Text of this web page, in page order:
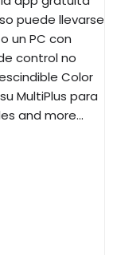
puede llevarse
un PC con
control no
Color
MultiPlus para
and more...